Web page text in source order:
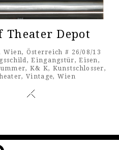
Theater Depot
Wien, Österreich # 26/08/13
,Eingangstür,Eisen,
, K& K, Kunstschlosser,
,Vintage, Wien